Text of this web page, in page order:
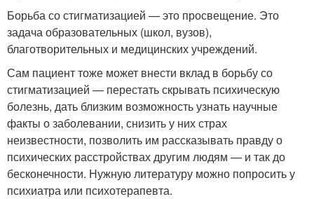
Борьба со стигматизацией — это просвещение. Это
задача образовательных (школ, вузов),
благотворительных и медицинских учреждений.
Сам пациент тоже может внести вклад в борьбу со
стигматизацией — перестать скрывать психическую
болезнь, дать близким возможность узнать научные
факты о заболевании, снизить у них страх
неизвестности, позволить им рассказывать правду о
психических расстройствах другим людям — и так до
бесконечности. Нужную литературу можно попросить у
психиатра или психотерапевта.